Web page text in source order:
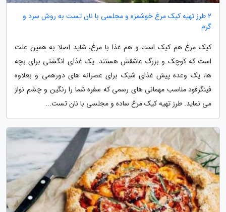
2 طرز تهیه کیک مرغ خوشمزه و مجلسی با نان تست به روش سرد و
گرم
کیک مرغ هم کیک است و هم غذا با مرغ، شاید اصلا به همین علت
است که کوچک و بزرگ عاشقش هستند. یک غذای انگشتی برای بچه
ها، یک وعده پیش غذای شیک برای عصرانه های دورهمی و بعلاوه
فینگرفود مناسب مهمانی های رسمی که سفره شما را رنگین و چشم نواز
می نماید. طرز تهیه کیک مرغ ساده و مجلسی با نان تست...